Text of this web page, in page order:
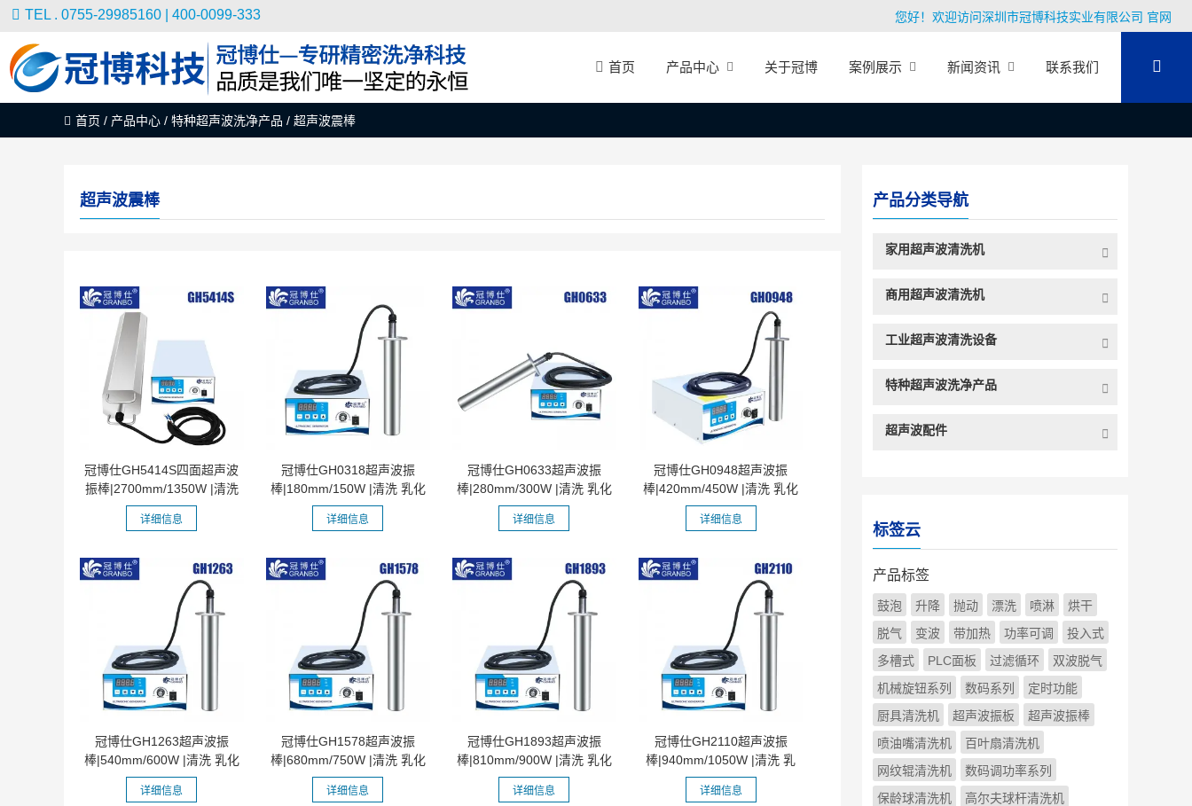
TEL . 0755-29985160 | 400-0099-333 您好！欢迎访问深圳市冠博科技实业有限公司 官网
首页 产品中心 关于冠博 案例展示 新闻资讯 联系我们
首页 / 产品中心 / 特种超声波洗净产品 / 超声波震棒
超声波震棒
冠博仕GH5414S四面超声波
振棒|2700mm/1350W |清洗
乳化 分散...
详细信息
冠博仕GH0318超声波振
棒|180mm/150W |清洗 乳化
分散 混匀...
详细信息
冠博仕GH0633超声波振
棒|280mm/300W |清洗 乳化
分散 混匀...
详细信息
冠博仕GH0948超声波振
棒|420mm/450W |清洗 乳化
分散 混匀...
详细信息
冠博仕GH1263超声波振
棒|540mm/600W |清洗 乳化
分散 混匀...
详细信息
冠博仕GH1578超声波振
棒|680mm/750W |清洗 乳化
分散 混匀...
详细信息
冠博仕GH1893超声波振
棒|810mm/900W |清洗 乳化
分散 混匀...
详细信息
冠博仕GH2110超声波振
棒|940mm/1050W |清洗 乳
化 分散 混匀...
详细信息
产品分类导航
家用超声波清洗机
商用超声波清洗机
工业超声波清洗设备
特种超声波洗净产品
超声波配件
标签云
产品标签
鼓泡 升降 抛动 漂洗 喷淋
烘干
脱气
变波 带加热 功率可调
投入式
多槽式
PLC面板 过滤循环
双波脱气
机械旋钮系列
数码系列
定时功能
厨具清洗机
超声波振板
超声波振棒
喷油嘴清洗机
百叶扇清洗机
网纹辊清洗机
数码调功率系列
保龄球清洗机
高尔夫球杆清洗机